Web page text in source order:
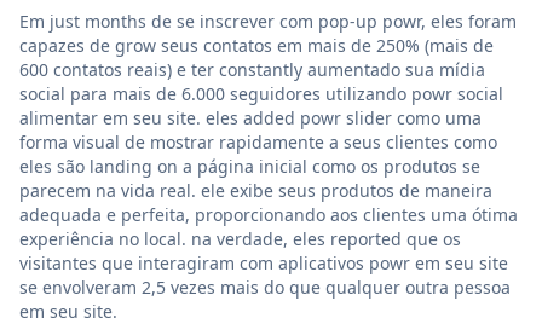
Em just months de se inscrever com pop-up powr, eles foram
capazes de grow seus contatos em mais de 250% (mais de
600 contatos reais) e ter constantly aumentado sua mídia
social para mais de 6.000 seguidores utilizando powr social
alimentar em seu site. eles added powr slider como uma
forma visual de mostrar rapidamente a seus clientes como
eles são landing on a página inicial como os produtos se
parecem na vida real. ele exibe seus produtos de maneira
adequada e perfeita, proporcionando aos clientes uma ótima
experiência no local. na verdade, eles reported que os
visitantes que interagiram com aplicativos powr em seu site
se envolveram 2,5 vezes mais do que qualquer outra pessoa
em seu site.